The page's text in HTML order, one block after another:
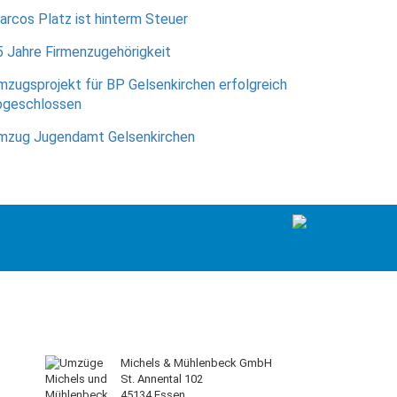
Platz ist hinterm Steuer
Jahre Firmenzugehörigkeit
für BP Gelsenkirchen erfolgreich
Jugendamt Gelsenkirchen
Michels & Mühlenbeck GmbH
St. Annental 102